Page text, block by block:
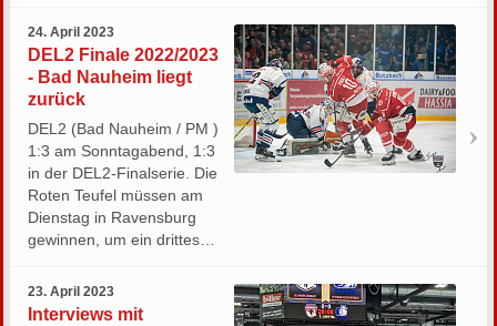
24. April 2023
DEL2 Finale 2022/2023
- Bad Nauheim liegt
zurück
DEL2 (Bad Nauheim / PM )
1:3 am Sonntagabend, 1:3
in der DEL2-Finalserie. Die
Roten Teufel müssen am
Dienstag in Ravensburg
gewinnen, um ein drittes…
23. April 2023
Interviews mit